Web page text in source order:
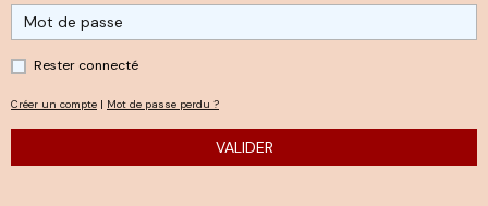
Rester connecté
Créer un compte | Mot de passe perdu ?
VALIDER